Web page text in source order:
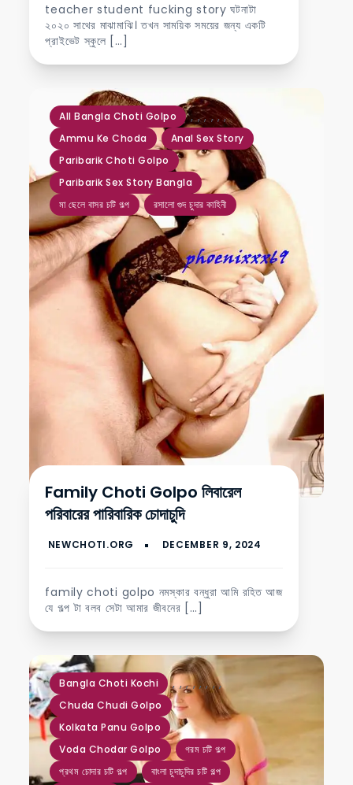
teacher student fucking story ঘটনাটা
২০২০ সাথের মাঝামাঝি। তখন সাময়িক সময়ের জন্য একটি
প্রাইভেট স্কুলে […]
All Bangla Choti Golpo ,
Ammu Ke Choda
,
Anal Sex Story
,
Paribarik Choti Golpo
,
Paribarik Sex Story Bangla
,
মা ছেলে বাসর চটি গল্প
,
রসালো গুদ চুদার কাহিনী
Family Choti Golpo লিবারেল
পরিবারের পারিবারিক চোদাচুদি
family choti golpo নমস্কার বন্ধুরা আমি রহিত আজ
যে গল্প টা বলব সেটা আমার জীবনের […]
Bangla Choti Kochi ,
Chuda Chudi Golpo
,
Kolkata Panu Golpo
,
Voda Chodar Golpo
,
গরম চটি গল্প
,
প্রথম চোদার চটি গল্প
,
বাংলা চুদাচুদির চটি গল্প
,,